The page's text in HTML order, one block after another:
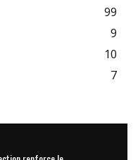
99
9
10
7